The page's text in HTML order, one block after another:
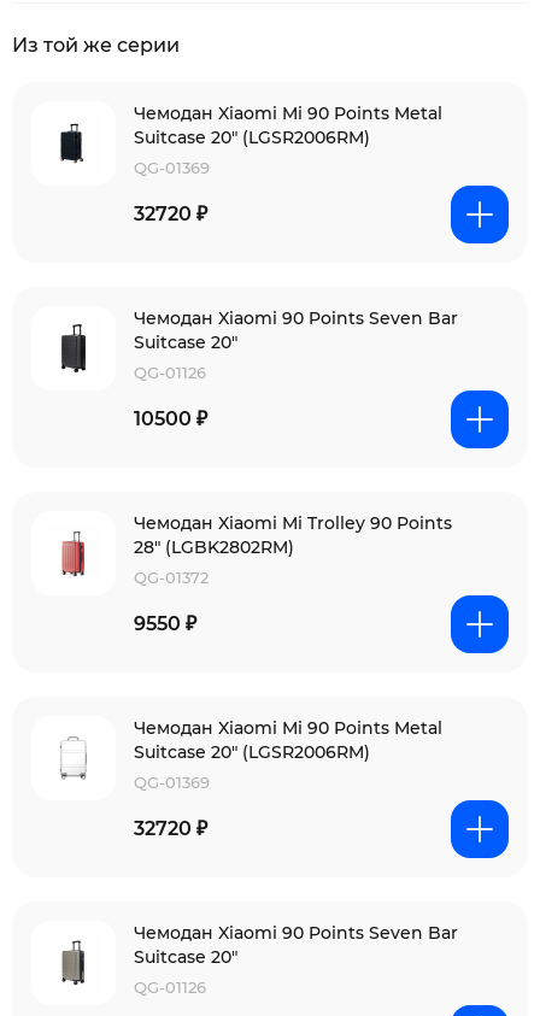
Из той же серии
Чемодан Xiaomi Mi 90 Points Metal
Suitcase 20" (LGSR2006RM)
QG-01369
32720 ₽
Чемодан Xiaomi 90 Points Seven Bar
Suitcase 20"
QG-01126
10500 ₽
Чемодан Xiaomi Mi Trolley 90 Points
28" (LGBK2802RM)
QG-01372
9550 ₽
Чемодан Xiaomi Mi 90 Points Metal
Suitcase 20" (LGSR2006RM)
QG-01369
32720 ₽
Чемодан Xiaomi 90 Points Seven Bar
Suitcase 20"
QG-01126